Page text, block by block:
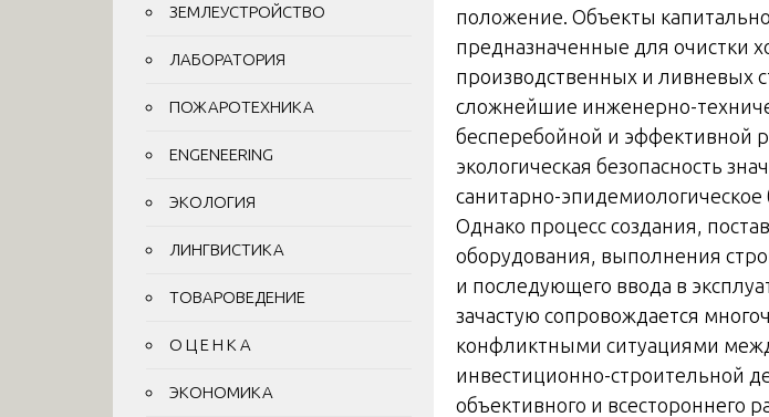
положение. Объекты
предназначенные для очистки
производственных и ливневых
сложнейшие инженерно-
бесперебойной и эффективной
экологическая безопасность
санитарно-эпидемиологическое
Однако процесс создания,
оборудования, выполнения
и последующего ввода в
зачастую сопровождается
конфликтными ситуациями
инвестиционно-строительной
объективного и всестороннего
ЗЕМЛЕУСТРОЙСТВО
ЛАБОРАТОРИЯ
ПОЖАРОТЕХНИКА
ENGENEERING
ЭКОЛОГИЯ
ЛИНГВИСТИКА
ТОВАРОВЕДЕНИЕ
О Ц Е Н К А
ЭКОНОМИКА